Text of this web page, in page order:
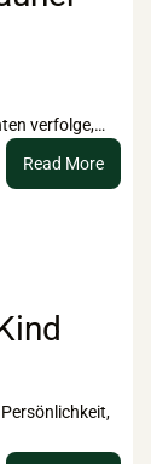
verfolge,…
Read More:
Vom